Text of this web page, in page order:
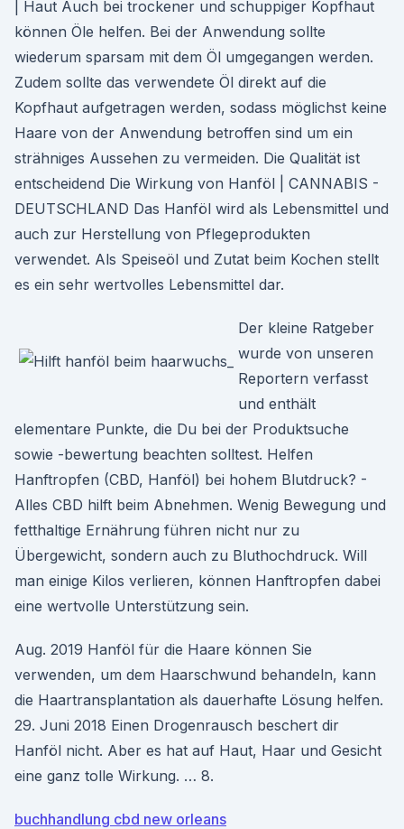
| Haut Auch bei trockener und schuppiger Kopfhaut
können Öle helfen. Bei der Anwendung sollte
wiederum sparsam mit dem Öl umgegangen werden.
Zudem sollte das verwendete Öl direkt auf die
Kopfhaut aufgetragen werden, sodass möglichst keine
Haare von der Anwendung betroffen sind um ein
strähniges Aussehen zu vermeiden. Die Qualität ist
entscheidend Die Wirkung von Hanföl | CANNABIS -
DEUTSCHLAND Das Hanföl wird als Lebensmittel und
auch zur Herstellung von Pflegeprodukten
verwendet. Als Speiseöl und Zutat beim Kochen stellt
es ein sehr wertvolles Lebensmittel dar.
Der kleine Ratgeber
wurde von unseren
Reportern verfasst
und enthält
elementare Punkte, die Du bei der Produktsuche
sowie -bewertung beachten solltest. Helfen
Hanftropfen (CBD, Hanföl) bei hohem Blutdruck? -
Alles CBD hilft beim Abnehmen. Wenig Bewegung und
fetthaltige Ernährung führen nicht nur zu
Übergewicht, sondern auch zu Bluthochdruck. Will
man einige Kilos verlieren, können Hanftropfen dabei
eine wertvolle Unterstützung sein.
Aug. 2019 Hanföl für die Haare können Sie
verwenden, um dem Haarschwund behandeln, kann
die Haartransplantation als dauerhafte Lösung helfen.
29. Juni 2018 Einen Drogenrausch beschert dir
Hanföl nicht. Aber es hat auf Haut, Haar und Gesicht
eine ganz tolle Wirkung. … 8.
buchhandlung cbd new orleans